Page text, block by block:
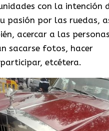
con la intención
pasión por las ruedas,
acercar a las
sacarse fotos, hacer
etcétera.